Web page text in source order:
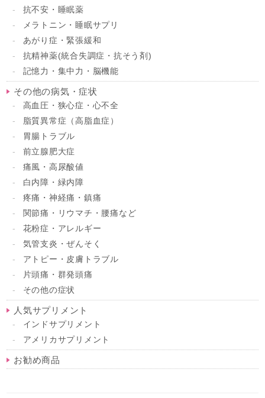
抗不安・睡眠薬
メラトニン・睡眠サプリ
あがり症・緊張緩和
抗精神薬(統合失調症・抗そう剤)
記憶力・集中力・脳機能
その他の病気・症状
高血圧・狭心症・心不全
脂質異常症（高脂血症）
胃腸トラブル
前立腺肥大症
痛風・高尿酸値
白内障・緑内障
疼痛・神経痛・鎮痛
関節痛・リウマチ・腰痛など
花粉症・アレルギー
気管支炎・ぜんそく
アトピー・皮膚トラブル
片頭痛・群発頭痛
その他の症状
人気サプリメント
インドサプリメント
アメリカサプリメント
お勧め商品